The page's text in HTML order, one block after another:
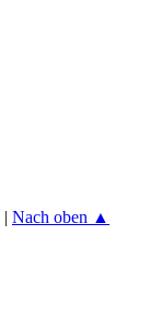
| Nach oben ▲